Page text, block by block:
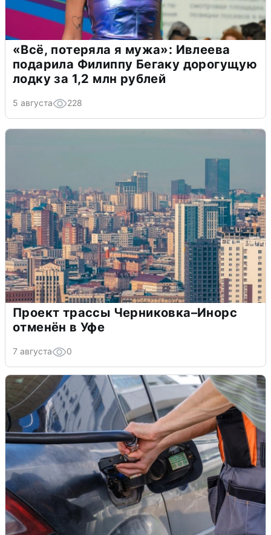
«Всё, потеряла я мужа»: Ивлеева
подарила Филиппу Бегаку дорогущую
лодку за 1,2 млн рублей
5 августа 228
Проект трассы Черниковка–Инорс
отменён в Уфе
7 августа 0